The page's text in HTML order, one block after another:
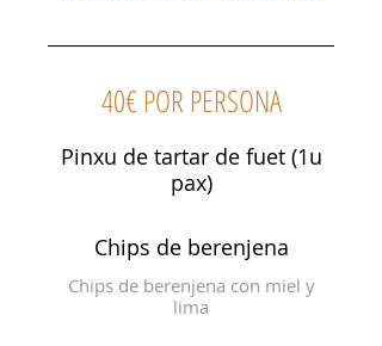
40€ POR PERSONA
Pinxu de tartar de fuet (1u
pax)
Chips de berenjena
Chips de berenjena con miel y
lima